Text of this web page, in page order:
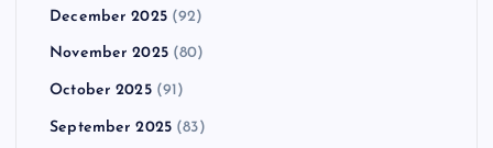
December 2025(92)
November 2025(80)
October 2025(91)
September 2025 (83)